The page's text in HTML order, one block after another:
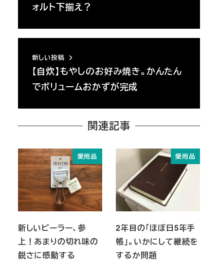
ォルト下揃え？
新しい投稿
【自炊】もやしのお好み焼き。かんたん
でボリュームおかずが完成
関連記事
愛用品
新しいピーラー、参
上！あまりの切れ味の
鋭さに感動する
愛用品
2年目の「ほぼ日5年手
帳」。いかにして継続を
するか問題